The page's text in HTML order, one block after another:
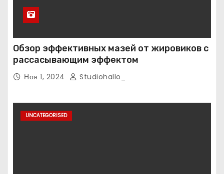
Обзор эффективных мазей от жировиков с
рассасывающим эффектом
Ноя 1, 2024 Studiohallo_
UNCATEGORISED